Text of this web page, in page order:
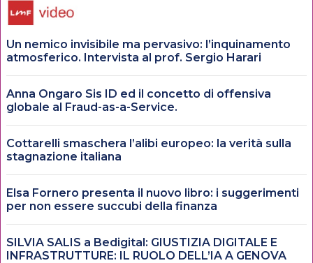
Un nemico invisibile ma pervasivo: l’inquinamento
atmosferico. Intervista al prof. Sergio Harari
Anna Ongaro Sis ID ed il concetto di offensiva
globale al Fraud-as-a-Service.
Cottarelli smaschera l’alibi europeo: la verità sulla
stagnazione italiana
Elsa Fornero presenta il nuovo libro: i suggerimenti
per non essere succubi della finanza
SILVIA SALIS a Bedigital: GIUSTIZIA DIGITALE E
INFRASTRUTTURE: IL RUOLO DELL’IA A GENOVA